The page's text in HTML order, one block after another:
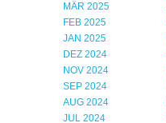
MÄR 2025
FEB 2025
JAN 2025
DEZ 2024
NOV 2024
SEP 2024
AUG 2024
JUL 2024